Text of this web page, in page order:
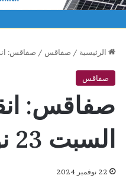
الرئيسية / صفاقس / صفاقس: انقطاع
صفاقس
صفاقس:
السبت 23 نوفمبر 2024 بهذه المناطق
22 نوفمبر 2024